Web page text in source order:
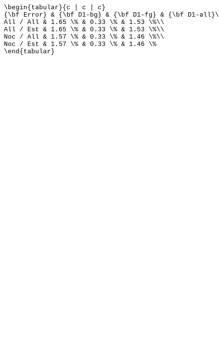
\begin{tabular}{c | c | c}
{\bf Error} & {\bf D1-bg} & {\bf D1-fg} & {\bf D1-
All / All & 1.65 \% & 0.33 \% & 1.53 \%\\
All / Est & 1.65 \% & 0.33 \% & 1.53 \%\\
Noc / All & 1.57 \% & 0.33 \% & 1.46 \%\\
Noc / Est & 1.57 \% & 0.33 \% & 1.46 \%
\end{tabular}